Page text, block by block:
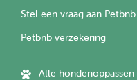
Stel een vraag aan Petbnb
Petbnb verzekering
Alle hondenoppassen